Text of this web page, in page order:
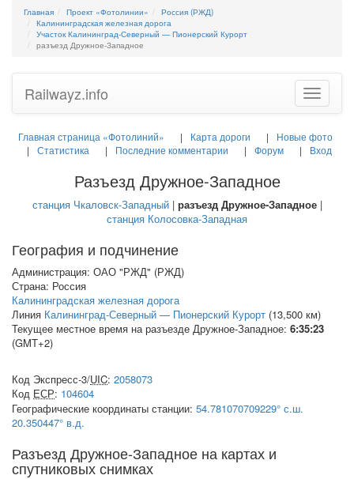
Главная Проект «Фотолинии»
Россия (РЖД)
Калининградская железная дорога
Участок Калининград-Северный — Пионерский Курорт
разъезд Дружное-Западное
Toggle
Railwayz.info
Главная страница «Фотолиний» Карта дороги
Новые фото
Статистика
Последние комментарии Форум Вход
Разъезд Дружное-Западное
станция Чкаловск-Западный| разъезд Дружное-Западное|
станция Колосовка-Западная
География и подчинение
Администрация: ОАО "РЖД" (РЖД)
Страна: Россия
Калининградская железная дорога
Линия Калининград-Северный — Пионерский Курорт (13,500 км)
Текущее местное время на разъезде Дружное-Западное: 6:35:23
(GMT+2)
Код Экспресс-3/UIC: 2058073
Код ЕСР: 104604
Географические координаты станции: 54.781070709229° с.ш.
20.350447° в.д.
Разъезд Дружное-Западное на картах и
спутниковых снимках